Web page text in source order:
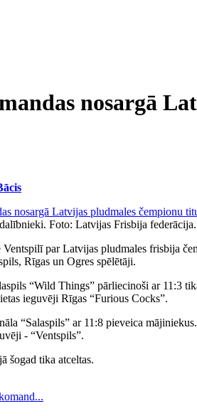
nosargā
Foto: Latvijas Frisbija federācija.
Ventspilī par Latvijas pludmales frisbija
Rīgas un Ogres spēlētāji.
“Wild Things” pārliecinoši ar 11:3
ieguvēji Rīgas “Furious Cocks”.
“Salaspils” ar 11:8 pieveica
- “Ventspils”.
šogad tika atceltas.